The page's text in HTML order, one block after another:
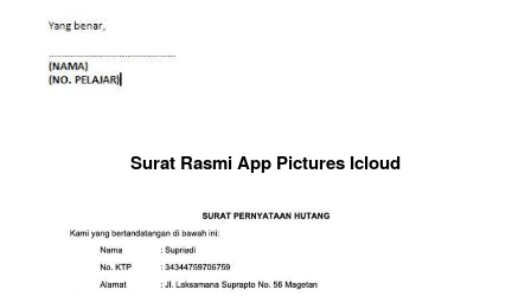
Surat Rasmi App Pictures Icloud